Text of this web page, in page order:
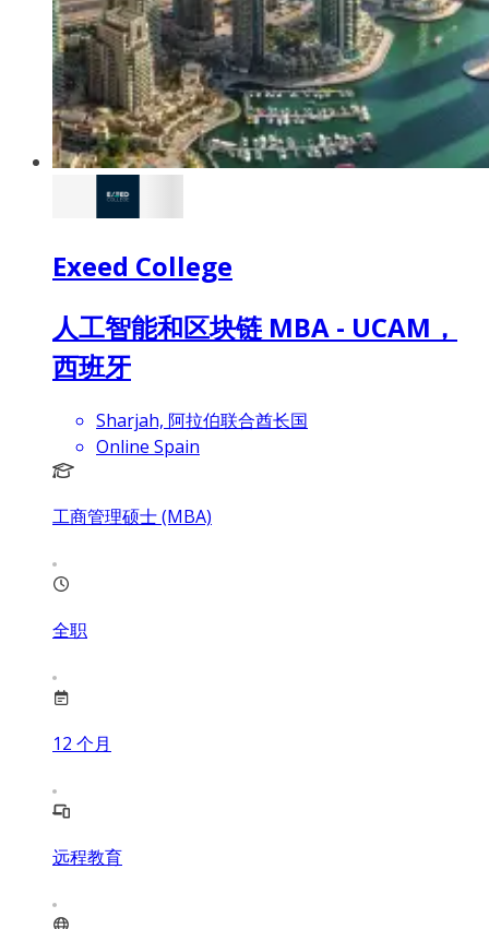
Exeed College
人工智能和区块链 MBA - UCAM，
西班牙
Sharjah, 阿拉伯联合酋长国
Online Spain
工商管理硕士 (MBA)
全职
12 个月
远程教育